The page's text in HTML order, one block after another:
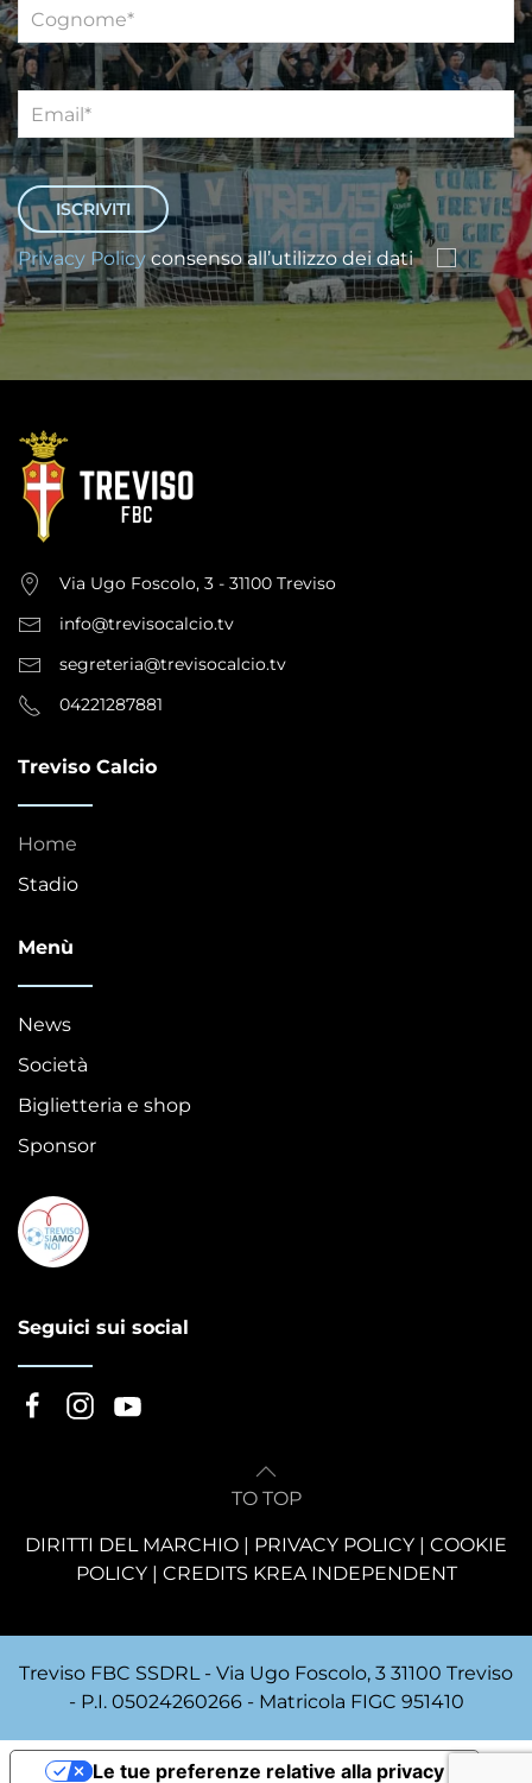
Privacy Policyconsenso all’utilizzo dei dati
Via Ugo Foscolo, 3 - 31100 Treviso
info@trevisocalcio.tv
segreteria@trevisocalcio.tv
04221287881
Treviso Calcio
Home
Stadio
Menù
News
Società
Biglietteria e shop
Sponsor
Seguici sui social
TO TOP
DIRITTI DEL MARCHIO | PRIVACY POLICY | COOKIE
POLICY| CREDITS KREA INDEPENDENT
Treviso FBC SSDRL - Via Ugo Foscolo, 3 31100 Treviso
- P.I. 05024260266 - Matricola FIGC 951410
Le tue preferenze relative alla privacy